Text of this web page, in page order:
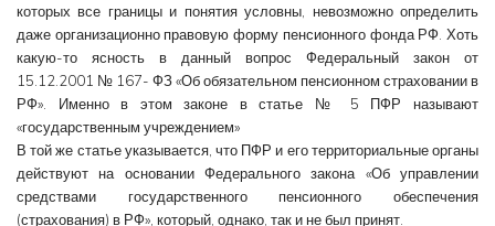
которых все границы и понятия условны, невозможно определить
даже организационно правовую форму пенсионного фонда РФ. Хоть
какую-то ясность в данный вопрос Федеральный закон от
15.12.2001 № 167- ФЗ «Об обязательном пенсионном страховании в
РФ». Именно в этом законе в статье № 5 ПФР называют
«государственным учреждением»
В той же статье указывается, что ПФР и его территориальные органы
действуют на основании Федерального закона «Об управлении
средствами государственного пенсионного обеспечения
(страхования) в РФ», который, однако, так и не был принят.